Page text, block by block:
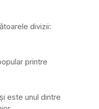
divizii:
printre
este unul dintre